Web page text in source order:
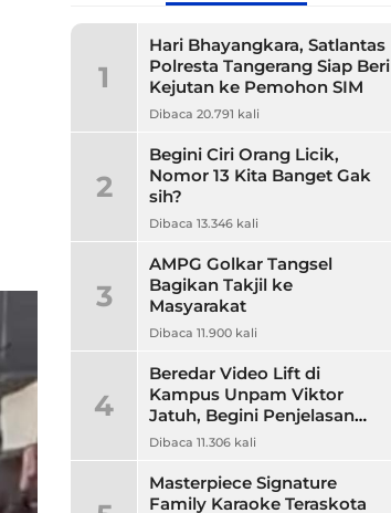
1
Hari Bhayangkara, Satlantas
Polresta Tangerang Siap Beri
Kejutan ke Pemohon SIM
Dibaca 20.791 kali
2
Begini Ciri Orang Licik,
Nomor 13 Kita Banget Gak
sih?
Dibaca 13.346 kali
3
AMPG Golkar Tangsel
Bagikan Takjil ke
Masyarakat
Dibaca 11.900 kali
4
Beredar Video Lift di
Kampus Unpam Viktor
Jatuh, Begini Penjelasan
Rektor Unpam
Dibaca 11.306 kali
Masterpiece Signature
Family Karaoke Teraskota